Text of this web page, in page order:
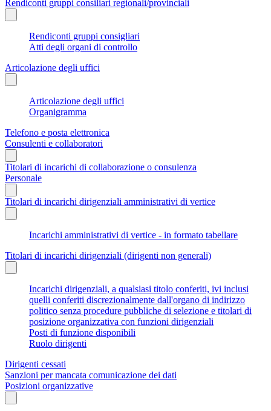
Rendiconti gruppi consiliari regionali/provinciali
Rendiconti gruppi consigliari
Atti degli organi di controllo
Articolazione degli uffici
Articolazione degli uffici
Organigramma
Telefono e posta elettronica
Consulenti e collaboratori
Titolari di incarichi di collaborazione o consulenza
Personale
Titolari di incarichi dirigenziali amministrativi di vertice
Incarichi amministrativi di vertice - in formato tabellare
Titolari di incarichi dirigenziali (dirigenti non generali)
Incarichi dirigenziali, a qualsiasi titolo conferiti, ivi inclusi
quelli conferiti discrezionalmente dall'organo di indirizzo
politico senza procedure pubbliche di selezione e titolari di
posizione organizzativa con funzioni dirigenziali
Posti di funzione disponibili
Ruolo dirigenti
Dirigenti cessati
Sanzioni per mancata comunicazione dei dati
Posizioni organizzative